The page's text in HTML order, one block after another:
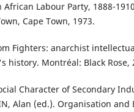
Labour Party, 1888-
Cape Town, 1973.
Fighters: anarchist
history. Montréal: Black Rose,
Character of Secondary
Alan (ed.). Organisation and